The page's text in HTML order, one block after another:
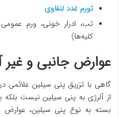
تورم غدد لنفاوی
تب، ادرار خونی، ورم
کلیه‌ها)
عوارض جانبی و غیر
گاهی با تزریق پنی سیلین علائمی
از آلرژی به پنی سیلین نیست
بسته به نوع پنی سیلین،